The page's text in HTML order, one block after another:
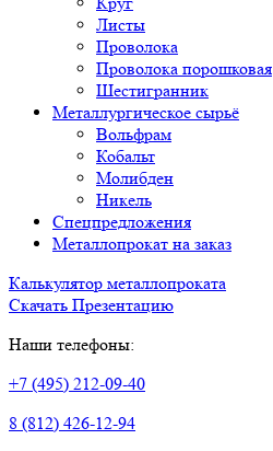
Листы
Проволока
Проволока порошковая
Шестигранник
Металлургическое сырьё
Вольфрам
Кобальт
Молибден
Никель
Спецпредложения
Металлопрокат на заказ
Калькулятор металлопроката
Скачать Презентацию
Наши телефоны:
+7 (495) 212-09-40
8 (812) 426-12-94